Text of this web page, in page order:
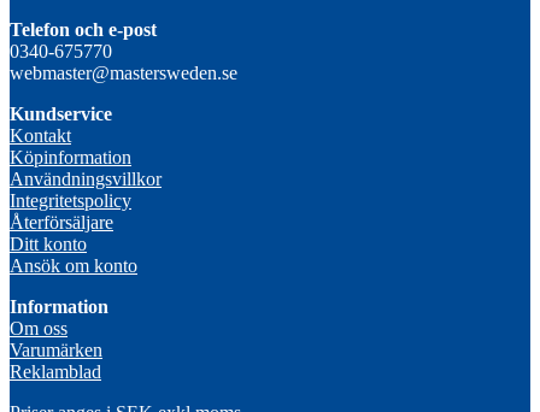
Telefon och e-post
0340-675770
webmaster@mastersweden.se
Kundservice
Kontakt
Köpinformation
Användningsvillkor
Integritetspolicy
Återförsäljare
Ditt konto
Ansök om konto
Information
Om oss
Varumärken
Reklamblad